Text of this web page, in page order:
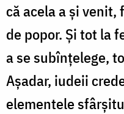
că acela a și
de popor. Și tot la
a se subînțelege,
Așadar, iudeii
elementele